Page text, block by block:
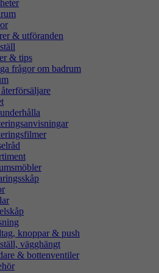
& utföranden
& tips
frågor om badrum
knoppar & push
vägghängt
& bottenventiler